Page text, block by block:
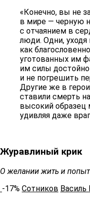
«Конечно, вы не
в мире — черную
с отчаянием в
люди. Одни, уходя
как
уготованных им
им силы
и не погрешить
Другие же в
ставили смерть
высокий образец
удивляя даже
Журавлиный крик
О желании жить и
-17% Сотников